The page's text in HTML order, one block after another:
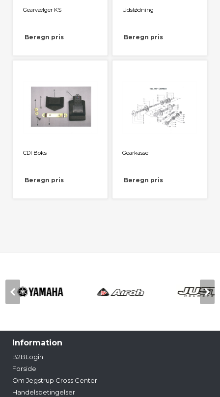
Gearvælger KS
Beregn pris
Udstødning
Beregn pris
CDI Boks
Beregn pris
Gearkasse
Beregn pris
Information
B2BLogin
Forside
Om Jegstrup Cross Center
Handelsbetingelser